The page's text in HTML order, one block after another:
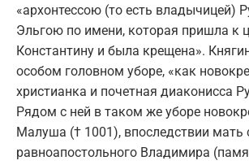
«архонтессою (то есть владычицей)
Эльгою по имени, которая пришла к
Константину и была крещена».
особом головном уборе, «как
христианка и почетная диаконисса
Рядом с ней в таком же уборе
Малуша († 1001), впоследствии мать
равноапостольного Владимира